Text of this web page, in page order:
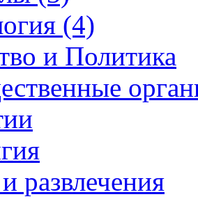
(4)
и Политика
развлечения